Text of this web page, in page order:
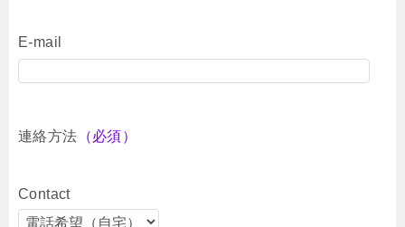
E-mail
連絡方法 （必須）
Contact